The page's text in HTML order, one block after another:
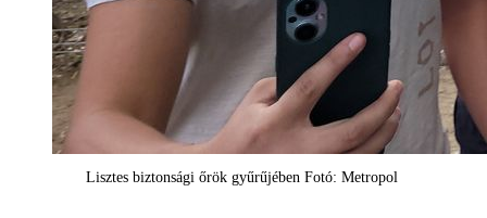
Lisztes biztonsági őrök gyűrűjében Fotó: Metropol